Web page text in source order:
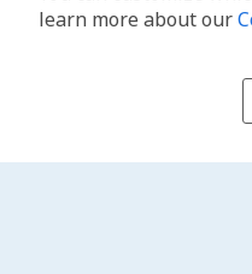
learn more about our